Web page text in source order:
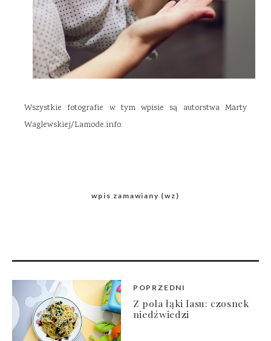
Wszystkie fotografie w tym wpisie są autorstwa Marty
Waglewskiej/Lamode.info.
wpis zamawiany (wz)
POPRZEDNI
Z pola łąki lasu: czosnek
niedźwiedzi